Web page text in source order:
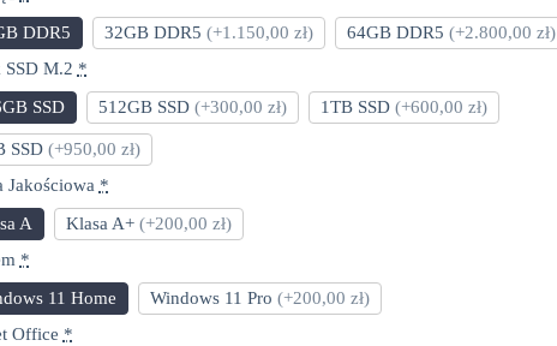
DDR5
32GB DDR5 (+1.150,00 zł) 64GB DDR5 (+2.800,00 zł)
SSD M.2 *
SSD
512GB SSD (+300,00 zł) 1TB SSD (+600,00 zł)
SSD (+950,00 zł)
Jakościowa *
A
Klasa A+ (+200,00 zł)
*
11 Home
Windows 11 Pro (+200,00 zł)
Office *